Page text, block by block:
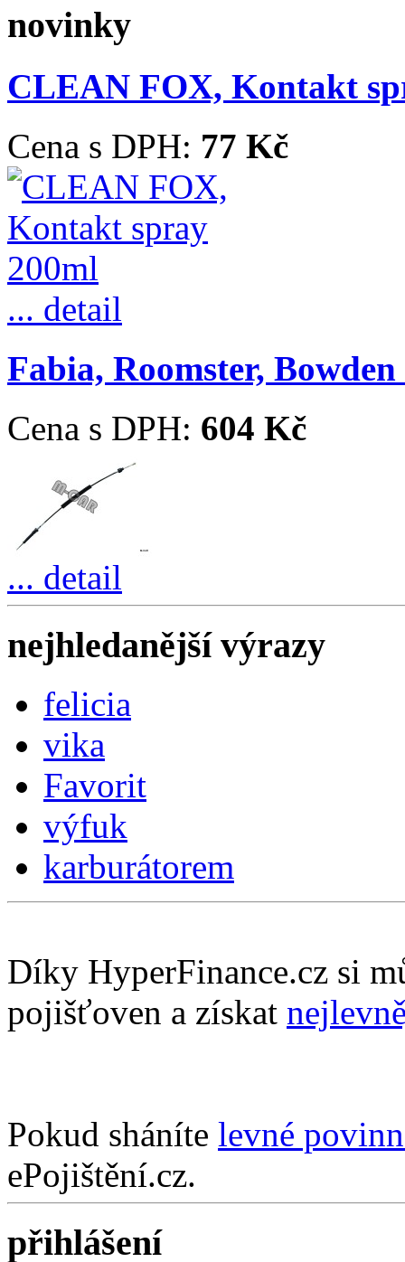
novinky
CLEAN FOX, Kontakt
Cena s DPH: 77 Kč
... detail
Fabia, Roomster,
Cena s DPH: 604 Kč
... detail
nejhledanější výrazy
felicia
vika
Favorit
výfuk
karburátorem
Díky HyperFinance.cz si
pojišťoven a získat
Pokud sháníte levné
ePojištění.cz.
přihlášení